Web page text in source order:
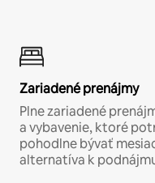
Zariadené prenájmy
Plne zariadené
a vybavenie, ktoré
pohodlne bývať
alternatíva k